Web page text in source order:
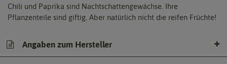
Chili und Paprika sind Nachtschattengewächse. Ihre
Pflanzenteile sind giftig. Aber natürlich nicht die reifen Früchte!
Angaben zum Hersteller